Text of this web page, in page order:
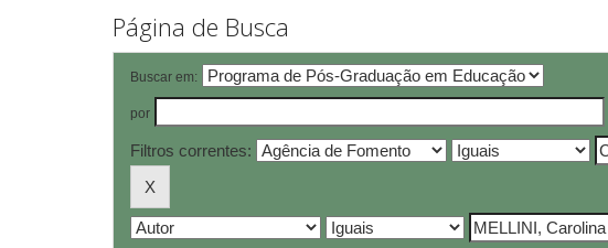
Página de Busca
Buscar em:
por
Filtros correntes: